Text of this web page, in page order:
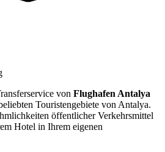
von Flughafen Antalya
Touristengebiete von Antalya.
öffentlicher Verkehrsmittel
Hotel in Ihrem eigenen